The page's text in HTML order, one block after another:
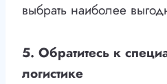
выбрать наиболее
5. Обратитесь к
логистике